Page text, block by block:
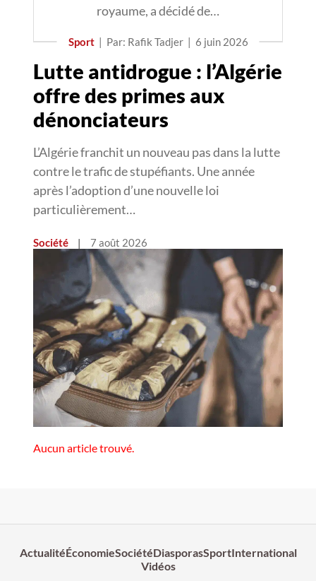
royaume, a décidé de…
Sport | Par: Rafik Tadjer | 6 juin 2026
Lutte antidrogue : l’Algérie
offre des primes aux
dénonciateurs
L’Algérie franchit un nouveau pas dans la lutte
contre le trafic de stupéfiants. Une année
après l’adoption d’une nouvelle loi
particulièrement…
Société | 7 août 2026
Aucun article trouvé.
ActualitéÉconomieSociétéDiasporasSportInternational
Vidéos